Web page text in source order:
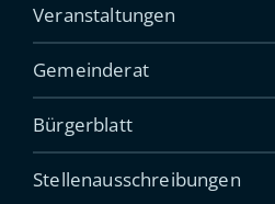
Veranstaltungen
Gemeinderat
Bürgerblatt
Stellenausschreibungen